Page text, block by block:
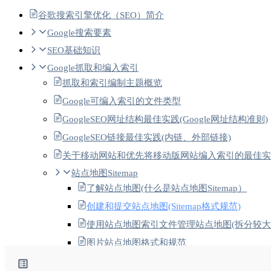
谷歌搜索引擎优化（SEO）简介
Google搜索要素
SEO基础知识
Google抓取和编入索引
抓取和索引编制主题概览
Google可编入索引的文件类型
GoogleSEO网址结构最佳实践(Google网址结构准则)
GoogleSEO链接最佳实践(内链、外部链接)
关于移动网站和优先将移动版网站编入索引的最佳
站点地图Sitemap
了解站点地图(什么是站点地图Sitemap）
创建和提交站点地图(Sitemap格式规范)
使用站点地图索引文件管理站点地图(拆分较
图片站点地图格式和规范